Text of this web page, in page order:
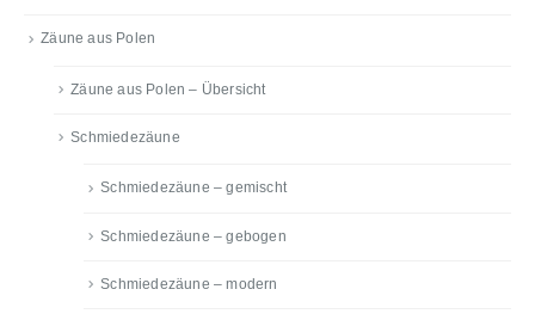
Zäune aus Polen
Zäune aus Polen – Übersicht
Schmiedezäune
Schmiedezäune – gemischt
Schmiedezäune – gebogen
Schmiedezäune – modern